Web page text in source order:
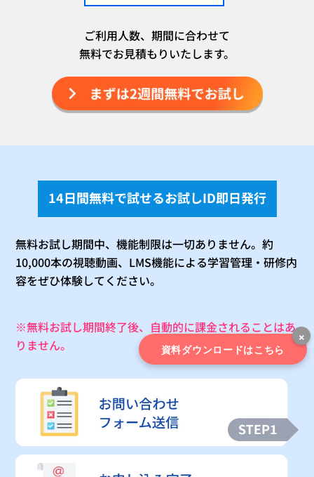
ご利用人数、期間に合わせて
無料でお見積もりいたします。
14日間無料で試せるお試しID即日発行
無料お試し期間中、機能制限は一切ありません。約
10,000本の視聴動画、LMS機能による学習管理・研修内
容をぜひ体験してください。
※無料お試し期間終了後、自動的に課金されることはあ
りません。
×
資料ダウンロードはこちら